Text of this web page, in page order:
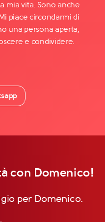
mia vita. Sono anche
piace circondarmi di
una persona aperta,
e condividere.
con Domenico!
per Domenico.